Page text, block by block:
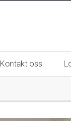
Kontakt oss